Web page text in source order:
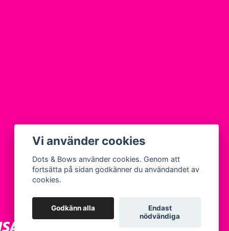
Vi använder cookies
Dots & Bows använder cookies. Genom att
fortsätta på sidan godkänner du användandet av
cookies.
Godkänn alla
Endast
nödvändiga